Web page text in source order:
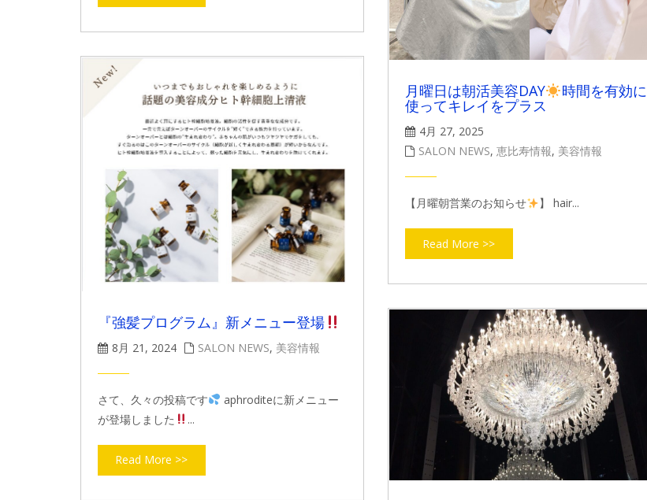
月曜日は朝活美容DAY 時間を有効に
使ってキレイをプラス
4月 27, 2025
SALON NEWS, 恵比寿情報, 美容情報
【月曜朝営業のお知らせ 】 hair...
Read More >>
『強髪プログラム』新メニュー登場
8月 21, 2024 SALON NEWS, 美容情報
さて、久々の投稿です
aphroditeに新メニュー
が登場しました
...
Read More >>